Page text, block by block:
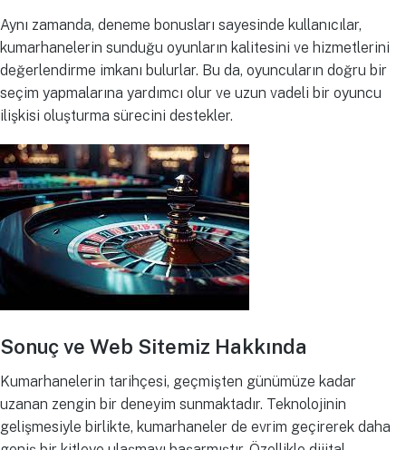
Aynı zamanda, deneme bonusları sayesinde kullanıcılar,
kumarhanelerin sunduğu oyunların kalitesini ve hizmetlerini
değerlendirme imkanı bulurlar. Bu da, oyuncuların doğru bir
seçim yapmalarına yardımcı olur ve uzun vadeli bir oyuncu
ilişkisi oluşturma sürecini destekler.
Sonuç ve Web Sitemiz Hakkında
Kumarhanelerin tarihçesi, geçmişten günümüze kadar
uzanan zengin bir deneyim sunmaktadır. Teknolojinin
gelişmesiyle birlikte, kumarhaneler de evrim geçirerek daha